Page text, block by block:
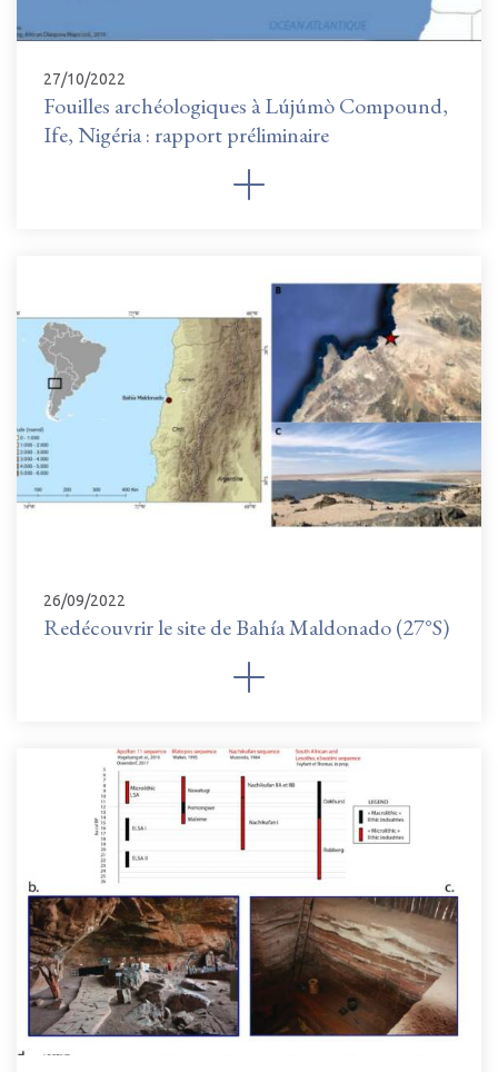
27/10/2022
Fouilles archéologiques à Lújúmò Compound,
Ife, Nigéria : rapport préliminaire
26/09/2022
Redécouvrir le site de Bahía Maldonado (27°S)